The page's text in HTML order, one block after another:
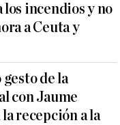
los incendios y no
a Ceuta y
de la
con Jaume
recepción a la